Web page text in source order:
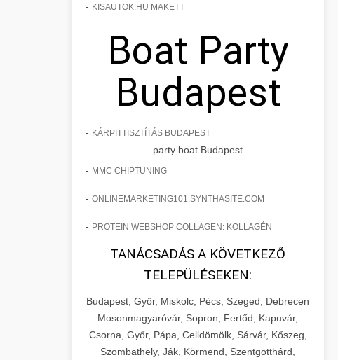
- KISAUTOK.HU MAKETT
Boat Party
Budapest
- KÁRPITTISZTÍTÁS BUDAPEST
party boat Budapest
- MMC CHIPTUNING
- ONLINEMARKETING101.SYNTHASITE.COM
- PROTEIN WEBSHOP COLLAGEN: KOLLAGÉN
TANÁCSADÁS A KÖVETKEZŐ
TELEPÜLÉSEKEN:
Budapest, Győr, Miskolc, Pécs, Szeged, Debrecen
Mosonmagyaróvár, Sopron, Fertőd, Kapuvár,
Csorna, Győr, Pápa, Celldömölk, Sárvár, Kőszeg,
Szombathely, Ják, Körmend, Szentgotthárd,